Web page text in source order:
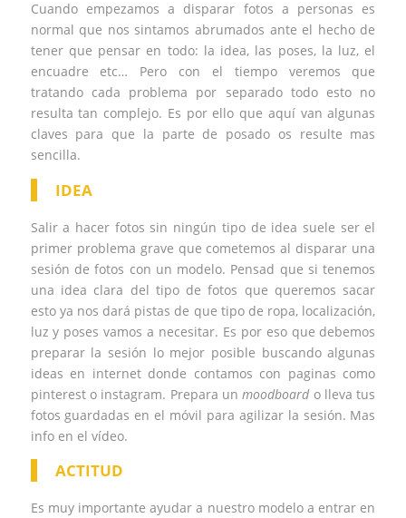
Cuando empezamos a disparar fotos a personas es
normal que nos sintamos abrumados ante el hecho de
tener que pensar en todo: la idea, las poses, la luz, el
encuadre etc… Pero con el tiempo veremos que
tratando cada problema por separado todo esto no
resulta tan complejo. Es por ello que aquí van algunas
claves para que la parte de posado os resulte mas
sencilla.
IDEA
Salir a hacer fotos sin ningún tipo de idea suele ser el
primer problema grave que cometemos al disparar una
sesión de fotos con un modelo. Pensad que si tenemos
una idea clara del tipo de fotos que queremos sacar
esto ya nos dará pistas de que tipo de ropa, localización,
luz y poses vamos a necesitar. Es por eso que debemos
preparar la sesión lo mejor posible buscando algunas
ideas en internet donde contamos con paginas como
pinterest o instagram. Prepara unmoodboardo lleva tus
fotos guardadas en el móvil para agilizar la sesión. Mas
info en el vídeo.
ACTITUD
Es muy importante ayudar a nuestro modelo a entrar en